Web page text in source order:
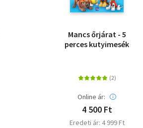
Mancs őrjárat - 5
perces kutyimesék
Online ár:
4 500 Ft
Eredeti ár: 4 999 Ft